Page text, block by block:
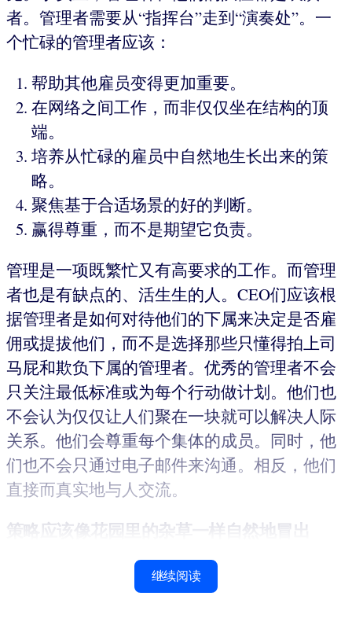
者。管理者需要从“指挥台”走到“演奏处”。一
个忙碌的管理者应该：
帮助其他雇员变得更加重要。
在网络之间工作，而非仅仅坐在结构的顶
端。
培养从忙碌的雇员中自然地生长出来的策
略。
聚焦基于合适场景的好的判断。
赢得尊重，而不是期望它负责。
管理是一项既繁忙又有高要求的工作。而管理
者也是有缺点的、活生生的人。CEO们应该根
据管理者是如何对待他们的下属来决定是否雇
佣或提拔他们，而不是选择那些只懂得拍上司
马屁和欺负下属的管理者。优秀的管理者不会
只关注最低标准或为每个行动做计划。他们也
不会认为仅仅让人们聚在一块就可以解决人际
关系。他们会尊重每个集体的成员。同时，他
们也不会只通过电子邮件来沟通。相反，他们
直接而真实地与人交流。
策略应该像花园里的杂草一样 自然地冒出
继续阅读